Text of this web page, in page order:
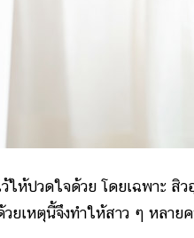
ให้ปวดใจด้วย โดยเฉพาะ สิว
ยเหตุนี้จึงทำให้สาว ๆ หลาย